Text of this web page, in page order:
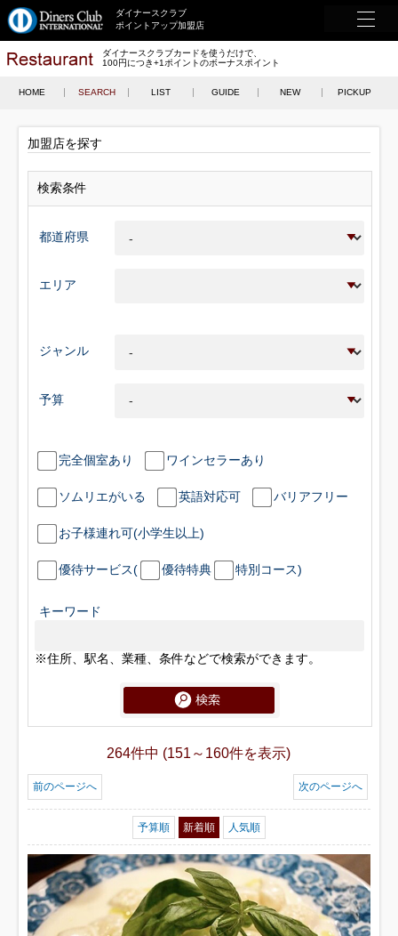
ダイナースクラブ
ポイントアップ加盟店
ダイナースクラブカードを使うだけで、
100円につき+1ポイントのボーナスポイント
HOME SEARCH LIST GUIDE NEW PICKUP
加盟店を探す
検索条件
都道府県
エリア
ジャンル
予算
完全個室あり ワインセラーあり
ソムリエがいる 英語対応可 バリアフリー
お子様連れ可(小学生以上)
優待サービス( 優待特典 特別コース)
キーワード
※住所、駅名、業種、条件などで検索ができます。
264件中 (151～160件を表示)
前のページへ 次のページへ
予算順 新着順 人気順